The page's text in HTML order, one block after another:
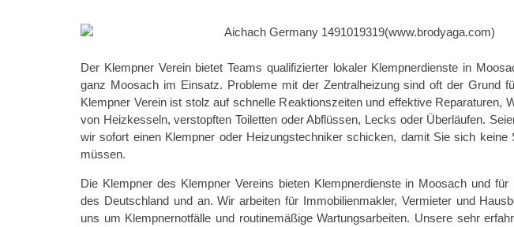
Der Klempner Verein bietet Teams qualifizierter lokaler Klempnerdienste in
ganz Moosach im Einsatz. Probleme mit der Zentralheizung sind oft der Grund
Klempner Verein ist stolz auf schnelle Reaktionszeiten und effektive Reparaturen,
von Heizkesseln, verstopften Toiletten oder Abflüssen, Lecks oder Überläufen.
wir sofort einen Klempner oder Heizungstechniker schicken, damit Sie sich keine
müssen.
Die Klempner des Klempner Vereins bieten Klempnerdienste in Moosach und
des Deutschland und an. Wir arbeiten für Immobilienmakler, Vermieter und
uns um Klempnernotfälle und routinemäßige Wartungsarbeiten. Unsere sehr